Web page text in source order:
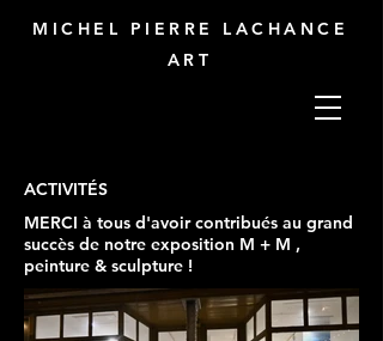
MICHEL PIERRE LACHANCE
ART
ACTIVITÉS
MERCI à tous d'avoir contribués au grand
succès de notre exposition M + M ,
peinture & sculpture !